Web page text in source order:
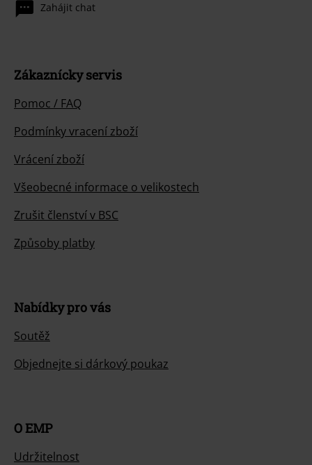
Zahájit chat
Zákaznícky servis
Pomoc / FAQ
Podmínky vracení zboží
Vrácení zboží
Všeobecné informace o velikostech
Zrušit členství v BSC
Způsoby platby
Nabídky pro vás
Soutěž
Objednejte si dárkový poukaz
O EMP
Udržitelnost